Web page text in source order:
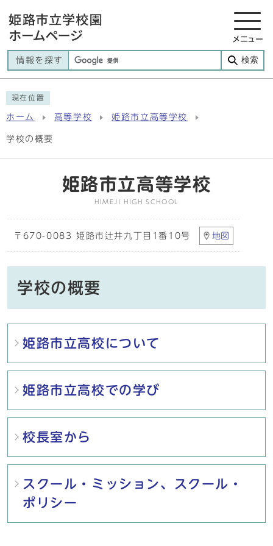
メニュー
情報を探す 検索
現在位置
ホーム 高等学校 姫路市立高等学校
学校の概要
姫路市立高等学校
HIMEJI HIGH SCHOOL
〒670-0083 姫路市辻井九丁目1番10号 地図
学校の概要
メインメニュー
姫路市立高校について
姫路市立高校での学び
校長室から
スクール・ミッション、スクール・
ポリシー